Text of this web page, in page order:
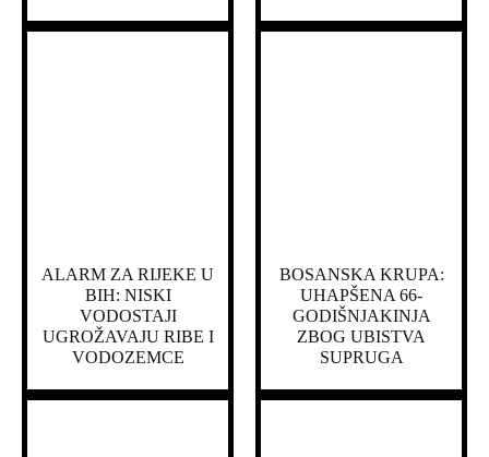
ALARM ZA RIJEKE U
BIH: NISKI
VODOSTAJI
UGROŽAVAJU RIBE I
VODOZEMCE
BOSANSKA KRUPA:
UHAPŠENA 66-
GODIŠNJAKINJA
ZBOG UBISTVA
SUPRUGA